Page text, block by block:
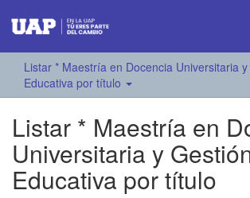
Listar * Maestría en Docencia Universitaria
Educativa por título
Listar * Maestría en
Universitaria y
Educativa por título